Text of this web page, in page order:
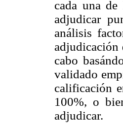
cada una
adjudicar
análisis
adjudicación
cabo
validado
calificación
100%, o
adjudicar.